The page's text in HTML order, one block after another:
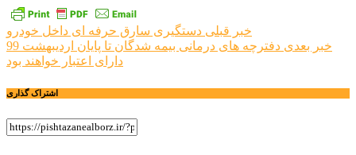
راهبری
نوشته
خبر قبلی دستگیری سارق حرفه ای داخل خودرو
خبر بعدی
دفترچه های درمانی بیمه شدگان تا پایان اردیبهشت 99
دارای اعتبار خواهند بود
اشتراک گذاری